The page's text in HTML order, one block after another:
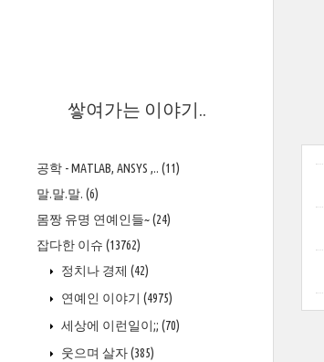
쌓여가는 이야기..
공학 - MATLAB, ANSYS ,.. (11)
말.말.말. (6)
몸짱 유명 연예인들~(24)
잡다한 이슈 (13762)
정치나 경제 (42)
연예인 이야기 (4975)
세상에 이런일이;; (70)
웃으며 살자(385)